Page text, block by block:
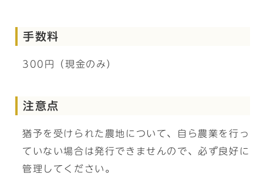
手数料
300円（現金のみ）
注意点
猶予を受けられた農地について、自ら農業を行っ
ていない場合は発行できませんので、必ず良好に
管理してください。